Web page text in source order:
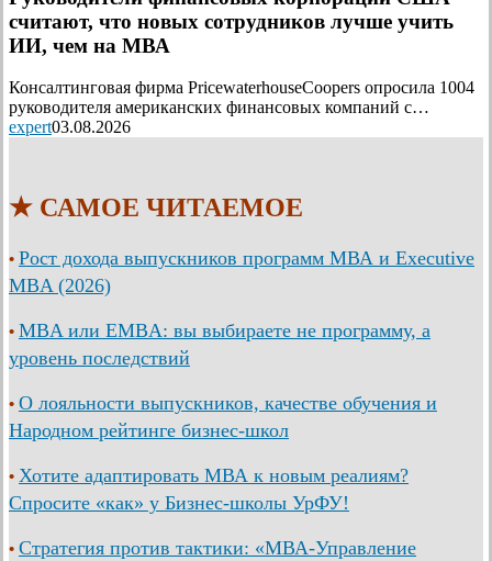
считают, что новых сотрудников лучше учить
ИИ, чем на МВА
Консалтинговая фирма PricewaterhouseCoopers опросила 1004
руководителя американских финансовых компаний с…
expert03.08.2026
★ САМОЕ ЧИТАЕМОЕ
• Рост дохода выпускников программ МВА и Executive
MBA (2026)
• MBA или EMBA: вы выбираете не программу, а
уровень последствий
• О лояльности выпускников, качестве обучения и
Народном рейтинге бизнес-школ
• Хотите адаптировать МВА к новым реалиям?
Спросите «как» у Бизнес-школы УрФУ!
• Стратегия против тактики: «МВА-Управление